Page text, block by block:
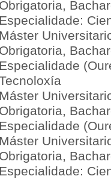
Obrigatoria,
Especialidade:
Máster
Obrigatoria,
Especialidade
Máster
Obrigatoria,
Especialidade
Máster
Obrigatoria,
Especialidade: